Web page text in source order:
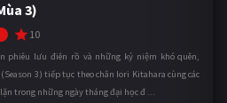
3)
10
phiêu lưu điên rồ và những kỷ niệm khó quên,
3) tiếp tục theo chân Iori Kitahara cùng các
trong những ngày tháng đại học đ ...